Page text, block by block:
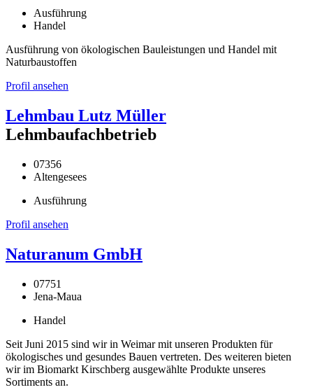
Ausführung
Handel
Ausführung von ökologischen Bauleistungen und Handel mit
Naturbaustoffen
Profil ansehen
Lehmbau Lutz Müller
Lehmbaufachbetrieb
07356
Altengesees
Ausführung
Profil ansehen
Naturanum GmbH
07751
Jena-Maua
Handel
Seit Juni 2015 sind wir in Weimar mit unseren Produkten für
ökologisches und gesundes Bauen vertreten. Des weiteren bieten
wir im Biomarkt Kirschberg ausgewählte Produkte unseres
Sortiments an.